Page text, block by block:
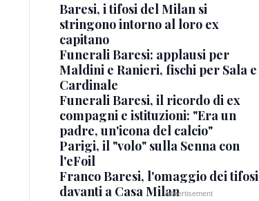
Baresi, i tifosi del Milan si
stringono intorno al loro ex
capitano
Funerali Baresi: applausi per
Maldini e Ranieri, fischi per Sala e
Cardinale
Funerali Baresi, il ricordo di ex
compagni e istituzioni: "Era un
padre, un'icona del calcio"
Parigi, il "volo" sulla Senna con
l'eFoil
Franco Baresi, l'omaggio dei tifosi
davanti a Casa Milan